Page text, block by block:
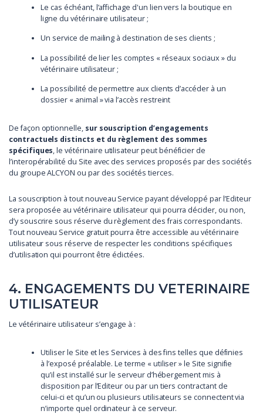
Le cas échéant, l’affichage d'un lien vers la boutique en
ligne du vétérinaire utilisateur ;
Un service de mailing à destination de ses clients ;
La possibilité de lier les comptes « réseaux sociaux » du
vétérinaire utilisateur ;
La possibilité de permettre aux clients d’accéder à un
dossier « animal » via l’accès restreint
De façon optionnelle, sur souscription d’engagements
contractuels distincts et du règlement des sommes
spécifiques, le vétérinaire utilisateur peut bénéficier de
l’interopérabilité du Site avec des services proposés par des sociétés
du groupe ALCYON ou par des sociétés tierces.
La souscription à tout nouveau Service payant développé par l’Editeur
sera proposée au vétérinaire utilisateur qui pourra décider, ou non,
d’y souscrire sous réserve du règlement des frais correspondants.
Tout nouveau Service gratuit pourra être accessible au vétérinaire
utilisateur sous réserve de respecter les conditions spécifiques
d’utilisation qui pourront être édictées.
4. ENGAGEMENTS DU VETERINAIRE
UTILISATEUR
Le vétérinaire utilisateur s’engage à :
Utiliser le Site et les Services à des fins telles que définies
à l’exposé préalable. Le terme « utiliser » le Site signifie
qu’il est installé sur le serveur d’hébergement mis à
disposition par l’Editeur ou par un tiers contractant de
celui-ci et qu’un ou plusieurs utilisateurs se connectent via
n’importe quel ordinateur à ce serveur.